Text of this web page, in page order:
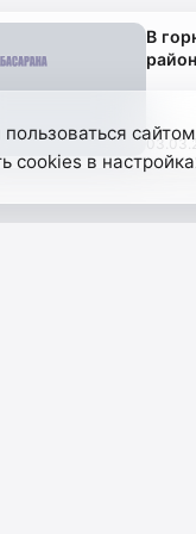
В
сход
cookies в